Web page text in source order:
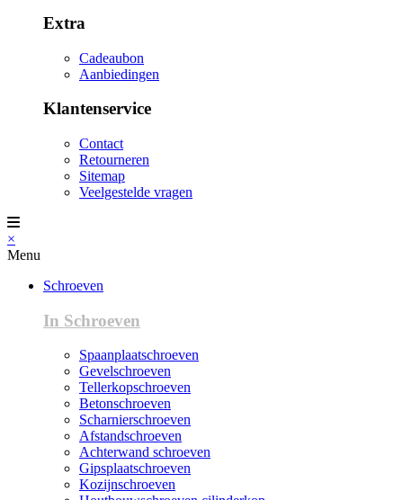
Extra
Cadeaubon
Aanbiedingen
Klantenservice
Contact
Retourneren
Sitemap
Veelgestelde vragen
×
Menu
Schroeven
In Schroeven
Spaanplaatschroeven
Gevelschroeven
Tellerkopschroeven
Betonschroeven
Scharnierschroeven
Afstandschroeven
Achterwand schroeven
Gipsplaatschroeven
Kozijnschroeven